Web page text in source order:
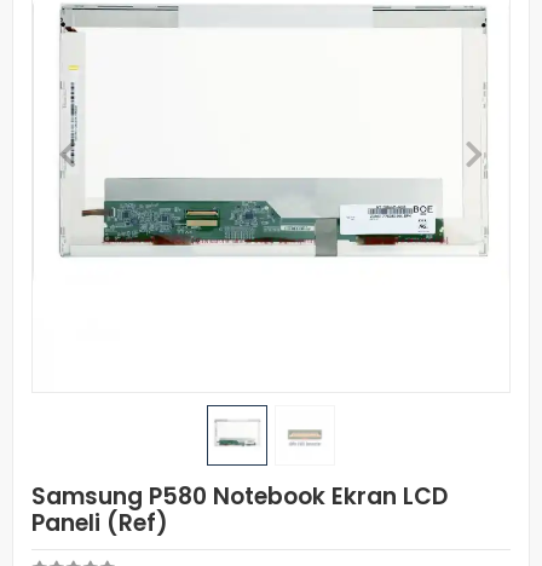
Samsung P580 Notebook Ekran LCD
Paneli (Ref)